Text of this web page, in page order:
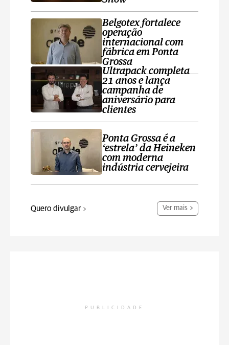
Belgotex fortalece
operação
internacional com
fábrica em Ponta
Grossa
Ultrapack completa
21 anos e lança
campanha de
aniversário para
clientes
Ponta Grossa é a
‘estrela’ da Heineken
com moderna
indústria cervejeira
Quero divulgar Ver mais
PUBLICIDADE